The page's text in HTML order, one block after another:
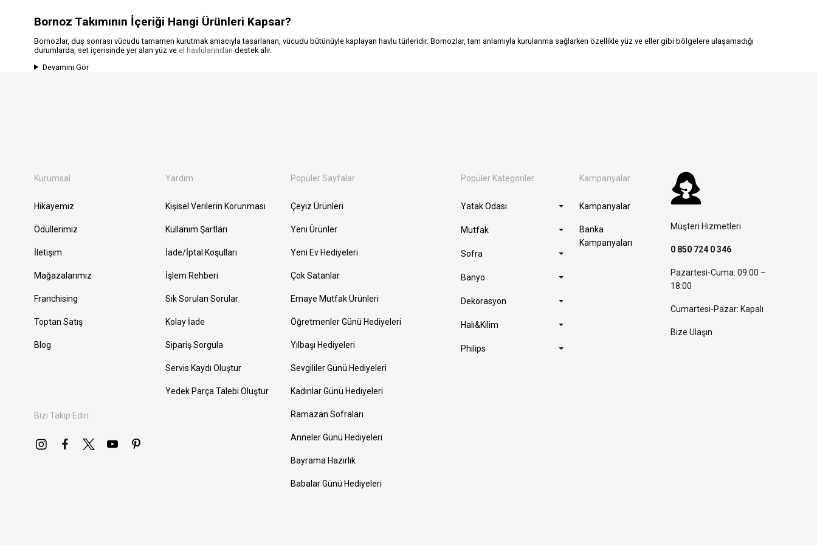
Bornoz Takımının İçeriği Hangi Ürünleri Kapsar?
Bornozlar, duş sonrası vücudu tamamen kurutmak amacıyla tasarlanan, vücudu bütünüyle kaplayan havlu türleridir. Bornozlar, tam anlamıyla kurulanma sağlarken özellikle yüz ve eller gibi bölgelere ulaşamadığı
durumlarda, set içerisinde yer alan yüz ve el havlularından destek alır.
Devamını Gör
Kurumsal
Hikayemiz
Ödüllerimiz
İletişim
Mağazalarımız
Franchising
Toptan Satış
Blog
Bizi Takip Edin
Yardım
Kişisel Verilerin Korunması
Kullanım Şartları
İade/İptal Koşulları
İşlem Rehberi
Sık Sorulan Sorular
Kolay İade
Sipariş Sorgula
Servis Kaydı Oluştur
Yedek Parça Talebi Oluştur
Popüler Sayfalar
Çeyiz Ürünleri
Yeni Ürünler
Yeni Ev Hediyeleri
Çok Satanlar
Emaye Mutfak Ürünleri
Öğretmenler Günü Hediyeleri
Yılbaşı Hediyeleri
Sevgililer Günü Hediyeleri
Kadınlar Günü Hediyeleri
Ramazan Sofraları
Anneler Günü Hediyeleri
Bayrama Hazırlık
Babalar Günü Hediyeleri
Popüler Kategoriler
Yatak Odası
Mutfak
Sofra
Banyo
Dekorasyon
Halı&Kilim
Philips
Kampanyalar
Kampanyalar
Banka
Kampanyaları
Müşteri Hizmetleri
0 850 724 0 346
Pazartesi-Cuma: 09:00 –
18:00
Cumartesi-Pazar: Kapalı
Bize Ulaşın